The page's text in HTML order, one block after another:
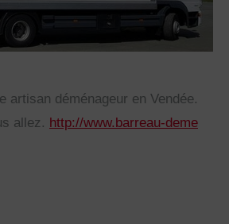
artisan déménageur en Vendée.
allez. http://www.barreau-deme